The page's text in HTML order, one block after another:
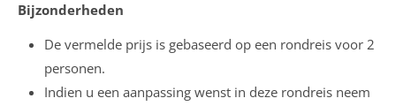
Bijzonderheden
De vermelde prijs is gebaseerd op een rondreis voor 2
personen.
Indien u een aanpassing wenst in deze rondreis neem